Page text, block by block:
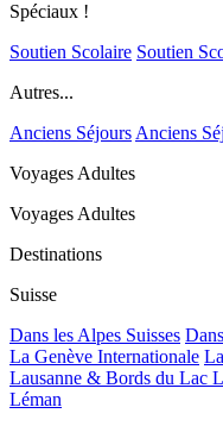
Spéciaux !
Soutien Scolaire Soutien
Autres...
Anciens SéjoursAnciens
Voyages Adultes
Voyages Adultes
Destinations
Suisse
Dans les Alpes Suisses
La Genève Internationale
Lausanne & Bords du Lac
Léman